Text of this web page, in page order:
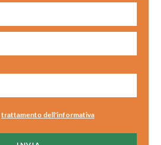
trattamento dell'informativa